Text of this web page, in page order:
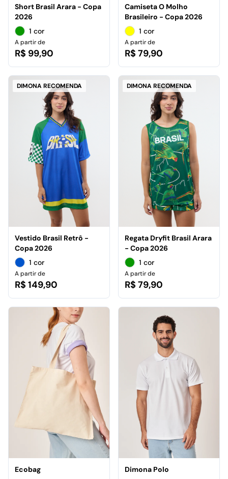
Short Brasil Arara - Copa
2026
1 cor
A partir de
R$ 99,90
Camiseta O Molho
Brasileiro - Copa 2026
1 cor
A partir de
R$ 79,90
DIMONA RECOMENDA
Vestido Brasil Retrô -
Copa 2026
1 cor
A partir de
R$ 149,90
DIMONA RECOMENDA
Regata Dryfit Brasil Arara
- Copa 2026
1 cor
A partir de
R$ 79,90
Ecobag Dimona Polo